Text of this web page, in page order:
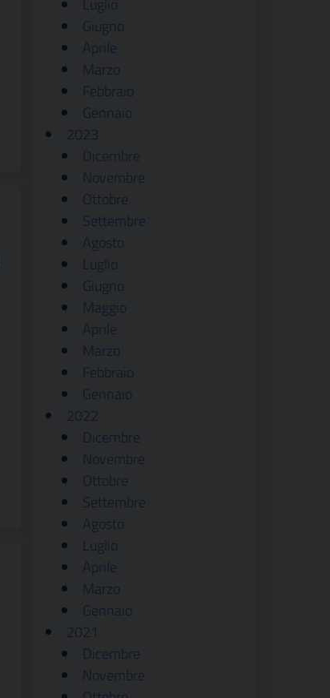
Luglio
Giugno
Aprile
Marzo
Febbraio
Gennaio
2023
Dicembre
Novembre
Ottobre
Settembre
Agosto
Luglio
Giugno
Maggio
Aprile
Marzo
Febbraio
Gennaio
2022
Dicembre
Novembre
Ottobre
Settembre
Agosto
Luglio
Aprile
Marzo
Gennaio
2021
Dicembre
Novembre